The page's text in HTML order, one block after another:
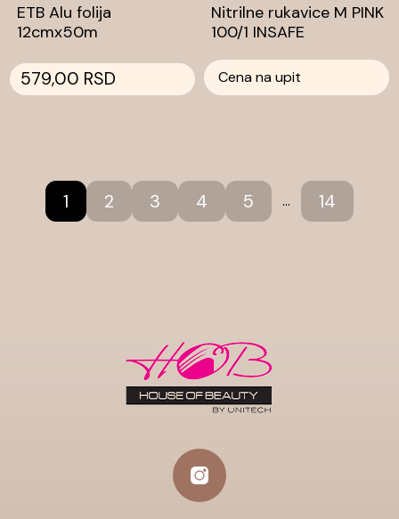
ETB Alu folija
12cmx50m
579,00 RSD
Nitrilne rukavice M PINK
100/1 INSAFE
Cena na upit
1 2 3 4 5 ... 14